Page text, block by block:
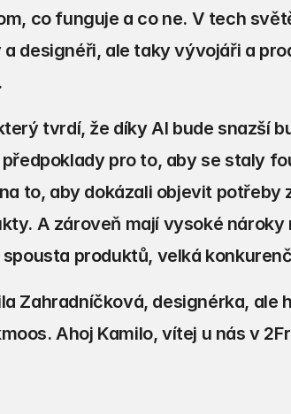
co funguje a co ne. V tech
designéři, ale taky vývojáři a
tvrdí, že díky AI bude snazší
pro to, aby se staly
to, aby dokázali objevit potřeby
A zároveň mají vysoké nároky
produktů, velká
Zahradníčková, designérka, ale
Ahoj Kamilo, vítej u nás v